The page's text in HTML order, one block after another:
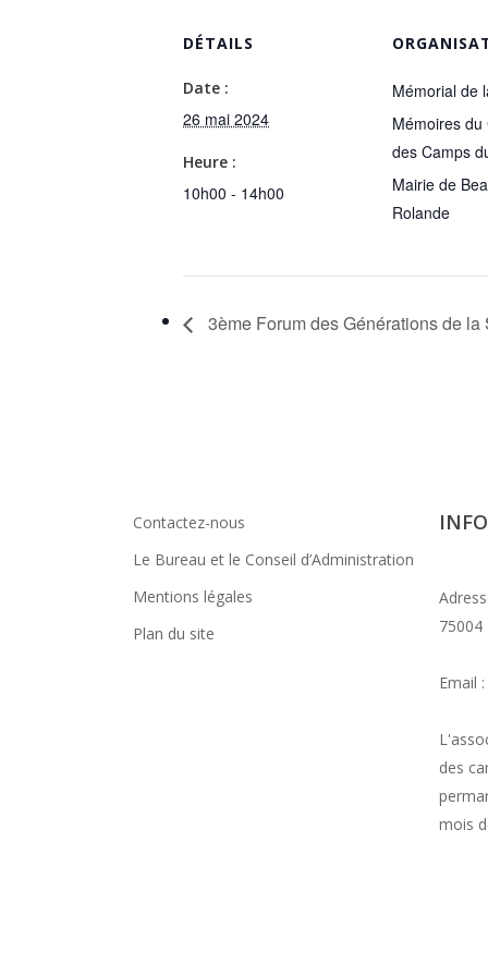
DÉTAILS
Date :
26 mai 2024
Heure :
10h00 - 14h00
Mémorial de
Mémoires
des Camps
Mairie de
Rolande
3ème Forum des Générations de
Contactez-nous
Le Bureau et le Conseil d’Administration
Mentions légales
Plan du site
75004
Email
des
mois